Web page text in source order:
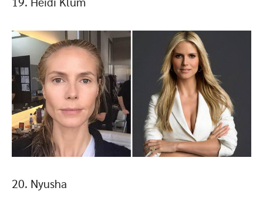
19. Heidi Klum
20. Nyusha